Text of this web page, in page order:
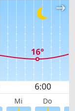
Mi Do